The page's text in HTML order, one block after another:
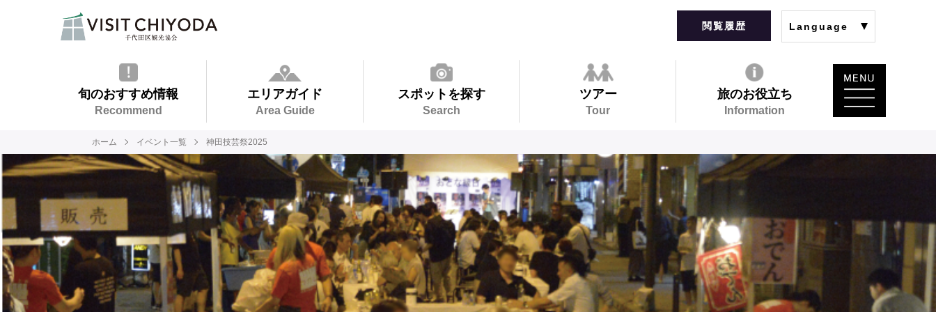
閲覧履歴 Language
旬のおすすめ情報
Recommend
エリアガイド
Area Guide
スポットを探す
Search
ツアー
Tour
旅のお役立ち
Information
ホーム イベント一覧 神田技芸祭2025